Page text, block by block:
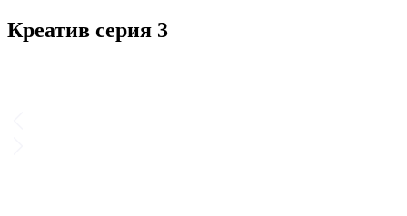
Креатив серия 3